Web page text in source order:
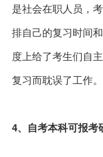
是社会在职人员，
排自己的复习时间
度上给了考生们自
复习而耽误了工作。
4、自考本科可报考